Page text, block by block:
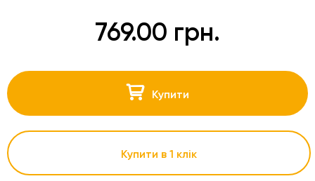
769.00 грн.
Купити
Купити в 1 клік